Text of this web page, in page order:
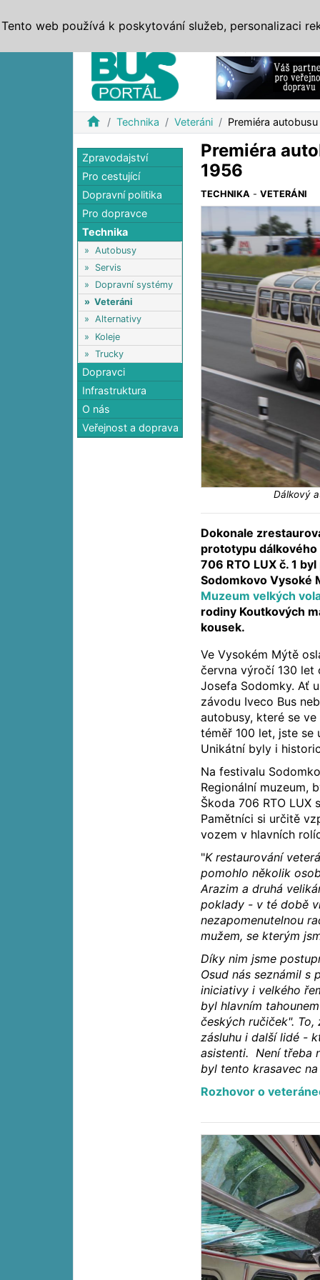
home Technika Veteráni Premiéra
Zpravodajství
Pro cestující
Dopravní politika
Pro dopravce
Technika
» Autobusy
» Servis
» Dopravní systémy
» Veteráni
» Alternativy
» Koleje
» Trucky
Dopravci
Infrastruktura
O nás
Veřejnost a doprava
Premiéra
1956
TECHNIKA -VETERÁNI
Dálkový
Dokonale
prototypu dálkového
706 RTO LUX č. 1
Sodomkovo Vysoké
Muzeum velkých
rodiny Koutkových
kousek.
Ve Vysokém Mýtě
června výročí 130 let
Josefa Sodomky. Ať
závodu Iveco Bus
autobusy, které se
téměř 100 let, jste se
Unikátní byly i
Na festivalu
Regionální muzeum,
Škoda 706 RTO
Pamětníci si určitě
vozem v hlavních
"K restaurování
pomohlo několik
Arazim a druhá
poklady - v té době
nezapomenutelnou
mužem, se kterým
Díky nim jsme
Osud nás seznámil s
iniciativy i velkého
byl hlavním
českých ručiček".
zásluhu i další lidé -
asistenti. Není třeba
byl tento krasavec
Rozhovor o
Tento web používá k poskytování služeb, personalizaci